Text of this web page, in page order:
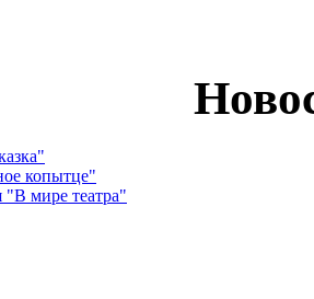
копытце"
"В мире театра"